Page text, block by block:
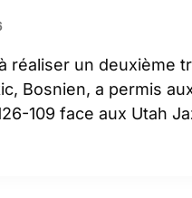
réaliser un deuxième
Bosnien, a permis
109 face aux Utah